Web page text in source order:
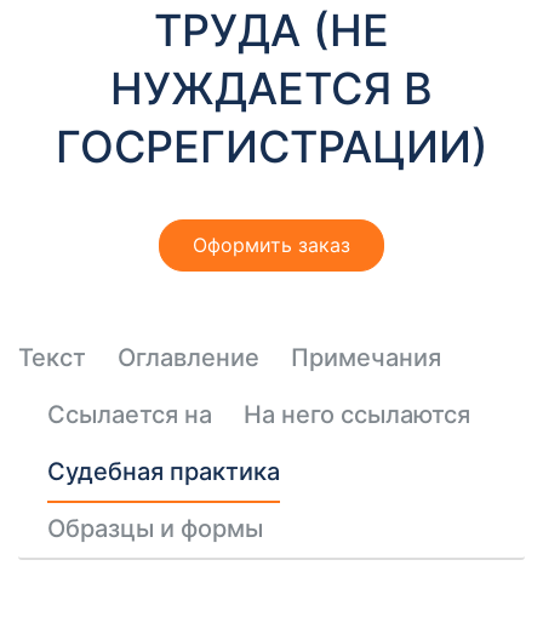
ТРУДА (НЕ
НУЖДАЕТСЯ В
ГОСРЕГИСТРАЦИИ)
Оформить заказ
Текст Оглавление
Примечания
Ссылается на
На него ссылаются
Судебная практика
Образцы и формы
Необходимые
Эти файлы cookie
Они необходимы
функционирования